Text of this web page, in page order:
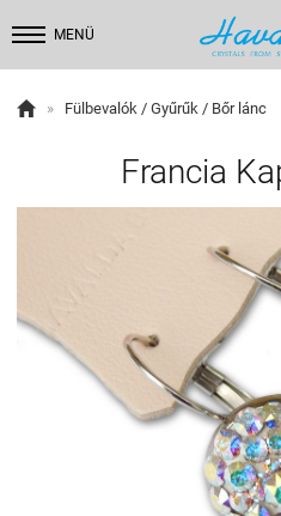
MENÜ
 » Fülbevalók / Gyűrűk / Bőr lánc
Francia